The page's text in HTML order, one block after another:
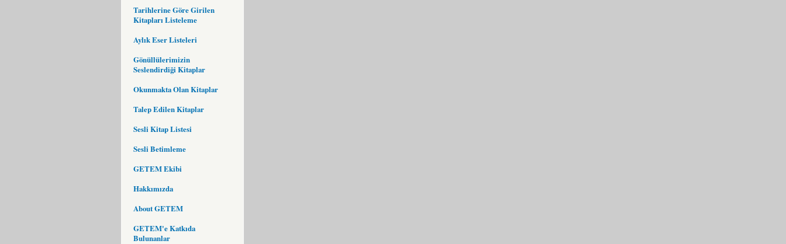
Tarihlerine Göre Girilen
Kitapları Listeleme
Aylık Eser Listeleri
Gönüllülerimizin
Seslendirdiği Kitaplar
Okunmakta Olan Kitaplar
Talep Edilen Kitaplar
Sesli Kitap Listesi
Sesli Betimleme
GETEM Ekibi
Hakkımızda
About GETEM
GETEM'e Katkıda
Bulunanlar